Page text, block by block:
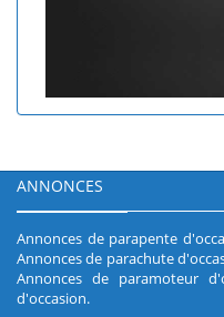
ANNONCES
Annonces de parapente
Annonces de parachute
Annonces de paramoteur
d'occasion.